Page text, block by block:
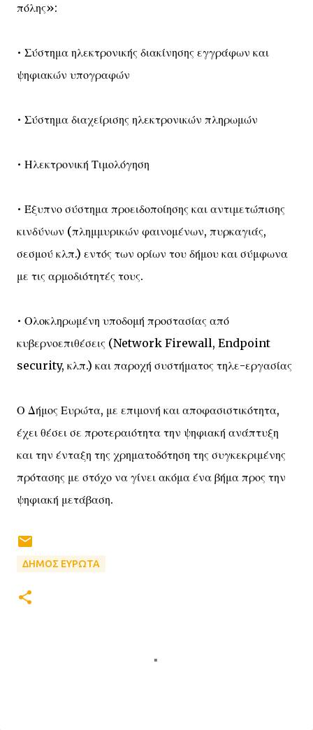
πόλης»:
• Σύστημα ηλεκτρονικής διακίνησης εγγράφων και
ψηφιακών υπογραφών
• Σύστημα διαχείρισης ηλεκτρονικών πληρωμών
• Ηλεκτρονική Τιμολόγηση
• Έξυπνο σύστημα προειδοποίησης και αντιμετώπισης
κινδύνων (πλημμυρικών φαινομένων, πυρκαγιάς,
σεσμού κλπ.) εντός των ορίων του δήμου και σύμφωνα
με τις αρμοδιότητές τους.
• Ολοκληρωμένη υποδομή προστασίας από
κυβερνοεπιθέσεις (Network Firewall, Endpoint
security, κλπ.) και παροχή συστήματος τηλε-εργασίας
Ο Δήμος Ευρώτα, με επιμονή και αποφασιστικότητα,
έχει θέσει σε προτεραιότητα την ψηφιακή ανάπτυξη
και την ένταξη της χρηματοδότηση της συγκεκριμένης
πρότασης με στόχο να γίνει ακόμα ένα βήμα προς την
ψηφιακή μετάβαση.
ΔΗΜΟΣ ΕΥΡΩΤΑ